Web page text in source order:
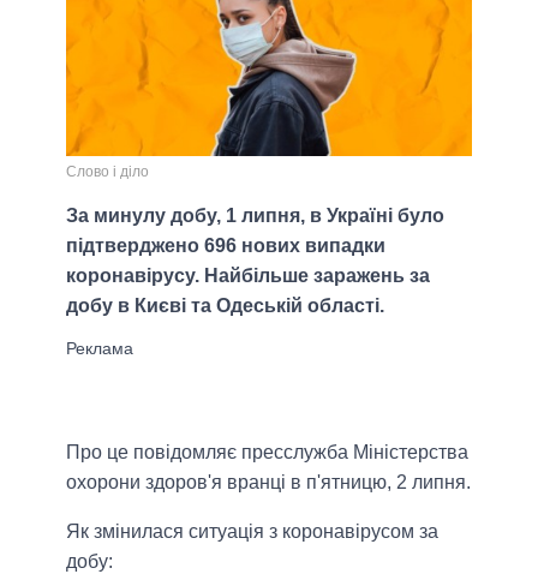
Слово і діло
За минулу добу, 1 липня, в Україні було
підтверджено 696 нових випадки
коронавірусу. Найбільше заражень за
добу в Києві та Одеській області.
Про це повідомляє пресслужба Міністерства
охорони здоров'я вранці в п'ятницю, 2 липня.
Як змінилася ситуація з коронавірусом за
добу: